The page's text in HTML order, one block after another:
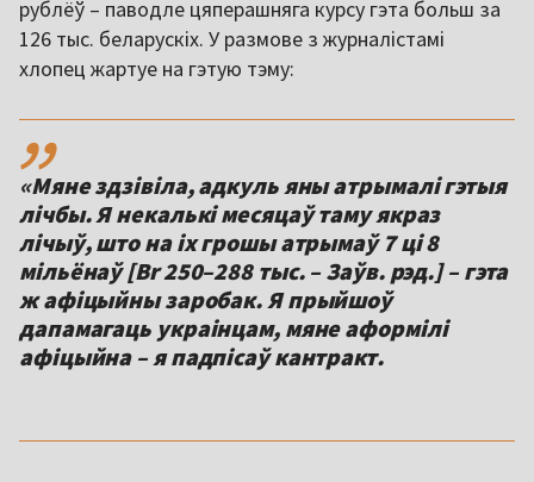
рублёў – паводле цяперашняга курсу гэта больш за
126 тыс. беларускіх. У размове з журналістамі
хлопец жартуе на гэтую тэму:
,,
«Мяне здзівіла, адкуль яны атрымалі гэтыя
лічбы. Я некалькі месяцаў таму якраз
лічыў, што на іх грошы атрымаў 7 ці 8
мільёнаў [Br 250–288 тыс. – Заўв. рэд.] – гэта
ж афіцыйны заробак. Я прыйшоў
дапамагаць украінцам, мяне аформілі
афіцыйна – я падпісаў кантракт.